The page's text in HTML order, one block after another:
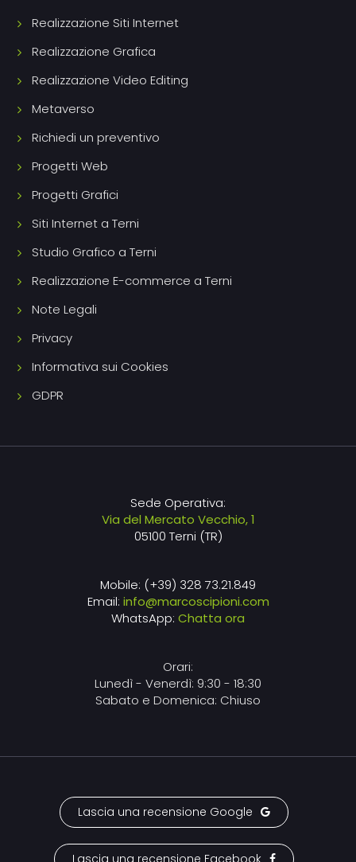
Realizzazione Siti Internet
Realizzazione Grafica
Realizzazione Video Editing
Metaverso
Richiedi un preventivo
Progetti Web
Progetti Grafici
Siti Internet a Terni
Studio Grafico a Terni
Realizzazione E-commerce a Terni
Note Legali
Privacy
Informativa sui Cookies
GDPR
Sede Operativa:
Via del Mercato Vecchio, 1
05100 Terni (TR)
Mobile: (+39) 328 73.21.849
Email: info@marcoscipioni.com
WhatsApp: Chatta ora
Orari:
Lunedì - Venerdì: 9:30 - 18:30
Sabato e Domenica: Chiuso
Lascia una recensione Google
Lascia una recensione Facebook